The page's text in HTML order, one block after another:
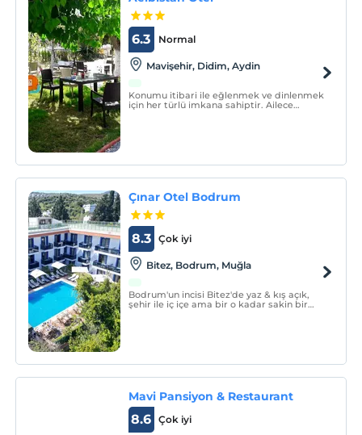
Normal
6.3
Mavişehir, Didim, Aydin
Konumu itibari ile eğlenmek ve dinlenmek
için her türlü imkana sahiptir. Ailece
Çınar Otel Bodrum
Çok iyi
8.3
Bitez, Bodrum, Muğla
Bodrum'un incisi Bitez'de yaz & kış açık,
şehir ile iç içe ama bir o kadar sakin bir
Mavi Pansiyon & Restaurant
Çok iyi
8.6